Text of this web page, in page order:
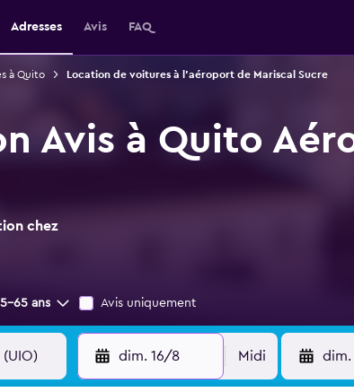
Adresses Avis FAQ
à Quito Location de voitures à l'aéroport de Mariscal Sucre
Avis à Quito
chez
65 ans Avis uniquement
dim. 16/8 Midi